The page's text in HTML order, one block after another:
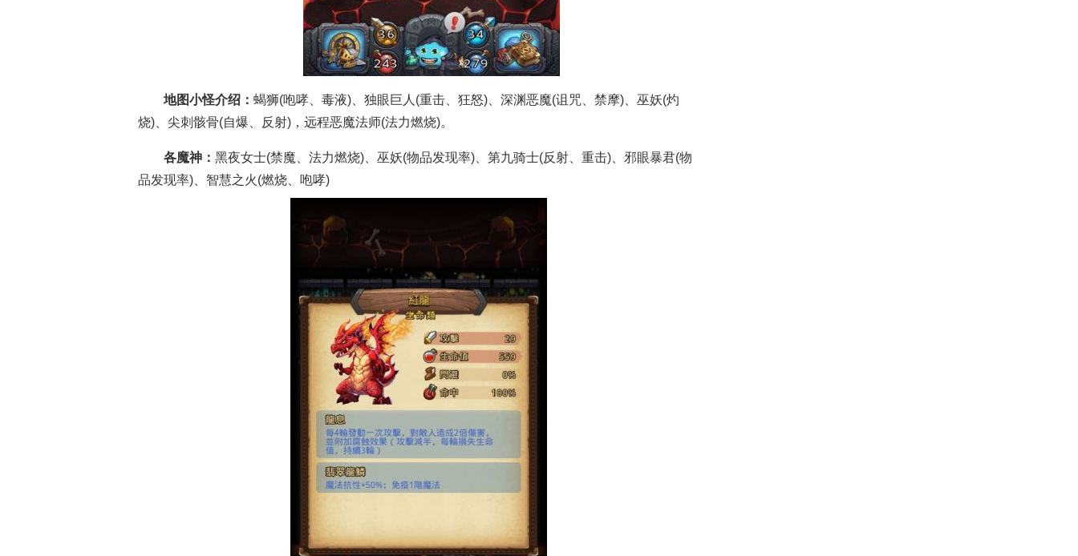
心得
地图小怪介绍： 蝎狮(咆哮、毒液)、独眼巨人(重击、狂怒)、深渊恶魔(诅咒、禁摩)、巫妖(灼
烧)、尖刺骸骨(自爆、反射)，远程恶魔法师(法力燃烧)。
各魔神： 黑夜女士(禁魔、法力燃烧)、巫妖(物品发现率)、第九骑士(反射、重击)、邪眼暴君(物
品发现率)、智慧之火(燃烧、咆哮)